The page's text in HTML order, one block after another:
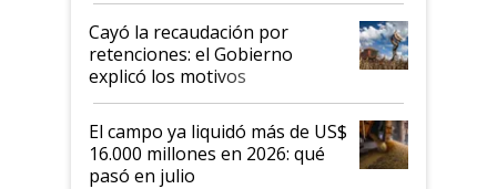
habló del financiamiento al IPCVA
Cayó la recaudación por
retenciones: el Gobierno
explicó los motivos
El campo ya liquidó más de US$
16.000 millones en 2026: qué
pasó en julio